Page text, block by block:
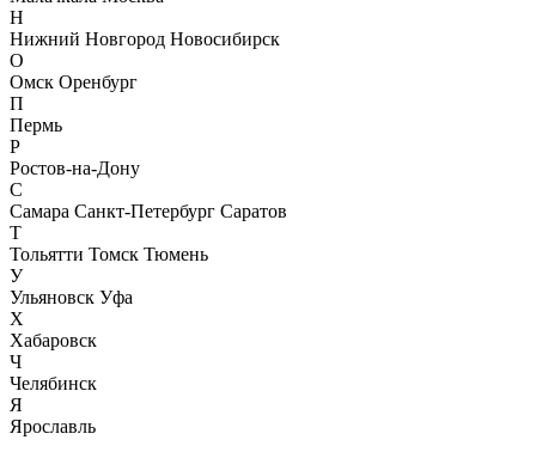
Н
Нижний Новгород Новосибирск
О
Омск Оренбург
П
Пермь
Р
Ростов-на-Дону
С
Самара Санкт-Петербург Саратов
Т
Тольятти Томск Тюмень
У
Ульяновск Уфа
Х
Хабаровск
Ч
Челябинск
Я
Ярославль